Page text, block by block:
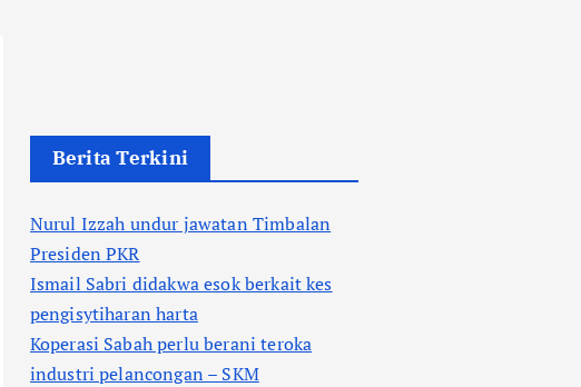
Berita Terkini
Nurul Izzah undur jawatan Timbalan
Presiden PKR
Ismail Sabri didakwa esok berkait kes
pengisytiharan harta
Koperasi Sabah perlu berani teroka
industri pelancongan – SKM